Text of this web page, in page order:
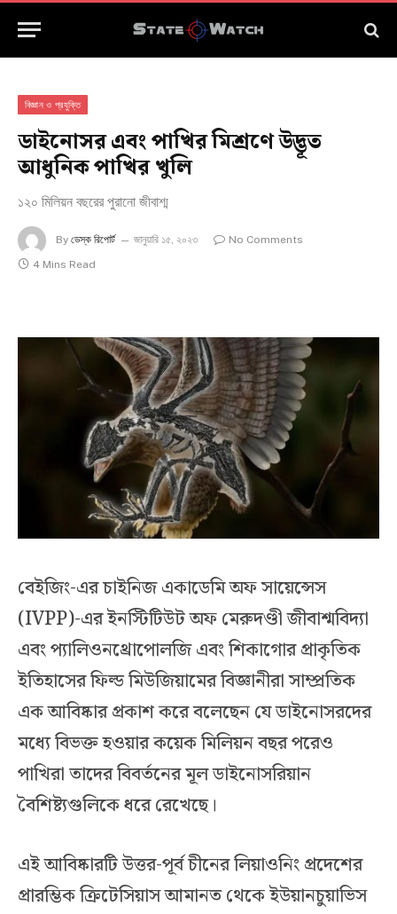
বিজ্ঞান ও প্রযুক্তি
ডাইনোসর এবং পাখির মিশ্রণে উদ্ভূত
আধুনিক পাখির খুলি
১২০ মিলিয়ন বছরের পুরানো জীবাশ্ম
By ডেস্ক রিপোর্ট জানুয়ারি ১৫, ২০২৩
No Comments
4 Mins Read
বেইজিং-এর চাইনিজ একাডেমি অফ সায়েন্সেস
(IVPP)-এর ইনস্টিটিউট অফ মেরুদণ্ডী জীবাশ্মবিদ্যা
এবং প্যালিওনথ্রোপোলজি এবং শিকাগোর প্রাকৃতিক
ইতিহাসের ফিল্ড মিউজিয়ামের বিজ্ঞানীরা সাম্প্রতিক
এক আবিষ্কার প্রকাশ করে বলেছেন যে ডাইনোসরদের
মধ্যে বিভক্ত হওয়ার কয়েক মিলিয়ন বছর পরেও
পাখিরা তাদের বিবর্তনের মূল ডাইনোসরিয়ান
বৈশিষ্ট্যগুলিকে ধরে রেখেছে।
এই আবিষ্কারটি উত্তর-পূর্ব চীনের লিয়াওনিং প্রদেশের
প্রারম্ভিক ক্রিটেসিয়াস আমানত থেকে ইউয়ানচুয়াভিস